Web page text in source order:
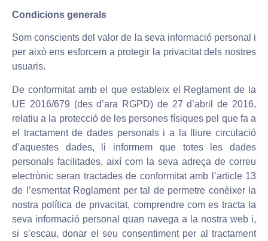
Condicions generals
Som conscients del valor de la seva informació personal i
per això ens esforcem a protegir la privacitat dels nostres
usuaris.
De conformitat amb el que estableix el Reglament de la
UE 2016/679 (des d’ara RGPD) de 27 d’abril de 2016,
relatiu a la protecció de les persones físiques pel que fa a
el tractament de dades personals i a la lliure circulació
d’aquestes dades, li informem que totes les dades
personals facilitades, així com la seva adreça de correu
electrònic seran tractades de conformitat amb l’article 13
de l’esmentat Reglament per tal de permetre conèixer la
nostra política de privacitat, comprendre com es tracta la
seva informació personal quan navega a la nostra web i,
si s’escau, donar el seu consentiment per al tractament